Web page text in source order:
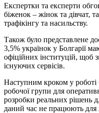
Експертки та експерти
біженок – жінок та дівчат,
трафікінгу та насильству.
Також було представлене
3,5% українок у Болгарії
офіційних інституцій, щоб
існуючих сервісів.
Наступним кроком у роботі
робочої групи для
розробки реальних рішень
даний час не працюють для